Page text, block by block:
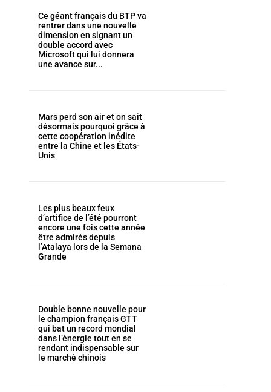
Ce géant français du BTP va
rentrer dans une nouvelle
dimension en signant un
double accord avec
Microsoft qui lui donnera
une avance sur...
Mars perd son air et on sait
désormais pourquoi grâce à
cette coopération inédite
entre la Chine et les États-
Unis
Les plus beaux feux
d’artifice de l’été pourront
encore une fois cette année
être admirés depuis
l’Atalaya lors de la Semana
Grande
Double bonne nouvelle pour
le champion français GTT
qui bat un record mondial
dans l’énergie tout en se
rendant indispensable sur
le marché chinois